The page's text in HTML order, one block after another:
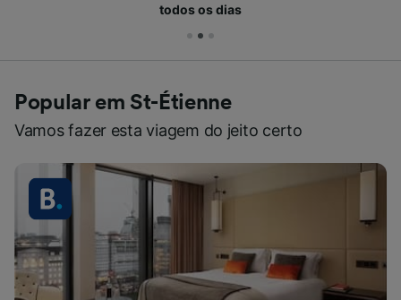
todos os dias
Popular em St-Étienne
Vamos fazer esta viagem do jeito certo